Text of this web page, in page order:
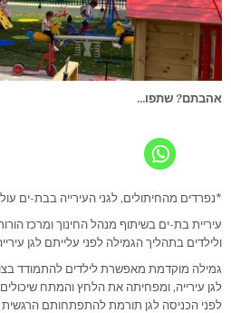
אהבתם? שתפו...
*נפרדים מהחיתולים, לגני העירייה בבת-ים
עיריית בת-ים בשיתוף מנהל החינוך ומרכז
ולילדים בתהליך הגמילה לפני עלייתם לגן
גמילה מוקדמת מאפשרת לילדים להתמודד
לגן עירייה, ומפחיתה את הלחץ והמתח
לפני הכניסה לגן תורמת להתפתחותם